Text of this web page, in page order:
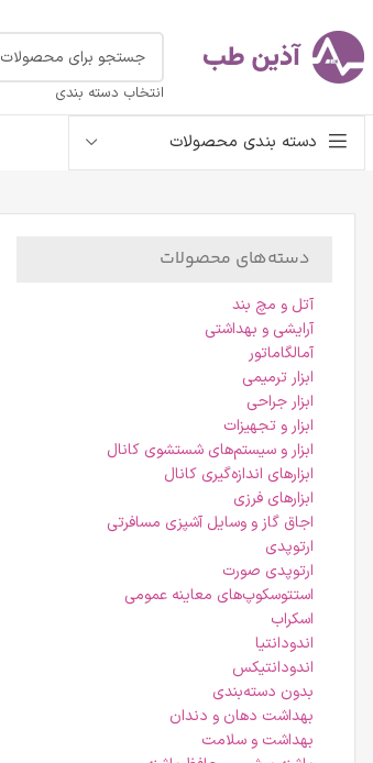
انتخاب دسته بندی
دسته بندی محصولات
دسته‌های محصولات
آتل و مچ بند
آرایشی و بهداشتی
آمالگاماتور
ابزار ترمیمی
ابزار جراحی
ابزار و تجهیزات
ابزار و سیستم‌های شستشوی کانال
ابزارهای اندازه‌گیری کانال
ابزارهای فرزی
اجاق گاز و وسایل آشپزی مسافرتی
ارتوپدی
ارتوپدی صورت
استتوسکوپ‌های معاینه عمومی
اسکراب
اندودانتیا
اندودانتیکس
بدون دسته‌بندی
بهداشت دهان و دندان
بهداشت و سلامت